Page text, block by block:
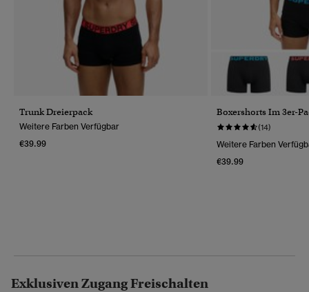
Trunk Dreierpack
Weitere Farben Verfügbar
€39.99
Boxershorts Im 3er-
(14)
Weitere Farben
€39.99
Exklusiven Zugang Freischalten